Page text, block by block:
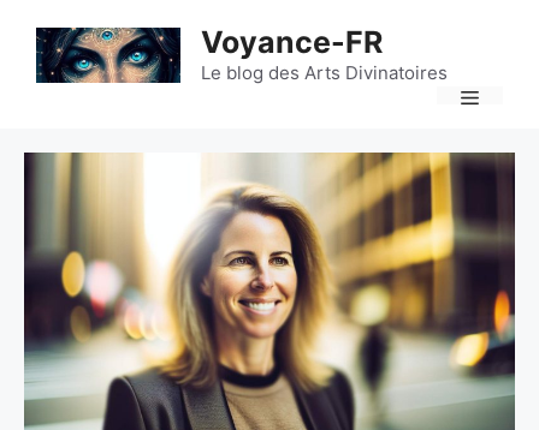
contenu
Voyance-FR
Le blog des Arts Divinatoires